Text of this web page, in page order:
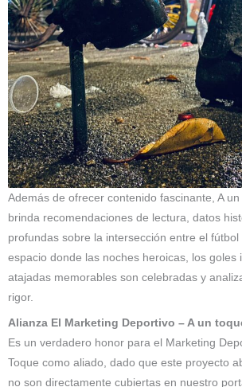
Además de ofrecer contenido fascinante, A
brinda recomendaciones de lectura, datos
profundas sobre la intersección entre el
espacio donde las noches heroicas, los goles
atajadas memorables son celebradas y
rigor.
Alianza El Marketing Deportivo – A un
Es un verdadero honor para el Marketing
Toque como aliado, dado que este proyecto
no son directamente cubiertas en nuestro